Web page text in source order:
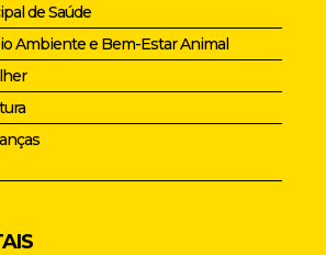
de Saúde
Ambiente e Bem-Estar Animal